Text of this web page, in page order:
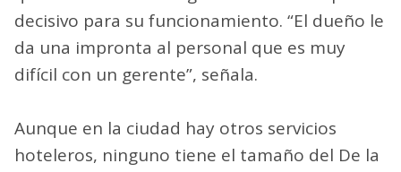
decisivo para su funcionamiento. “El dueño le
da una impronta al personal que es muy
difícil con un gerente”, señala.
Aunque en la ciudad hay otros servicios
hoteleros, ninguno tiene el tamaño del De la